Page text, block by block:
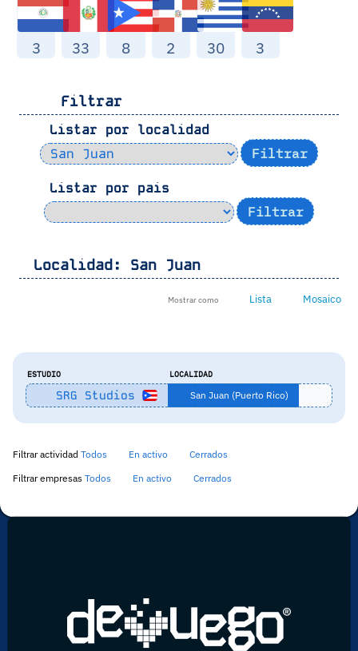
3 33 8 2 30 3
Filtrar
Listar por localidad
Listar por pais
Localidad: San Juan
Mostrar como Lista Mosaico
ESTUDIO LOCALIDAD
SRG Studios San Juan (Puerto Rico)
Filtrar actividad Todos En activo
Cerrados
Filtrar empresas Todos En activo Cerrados